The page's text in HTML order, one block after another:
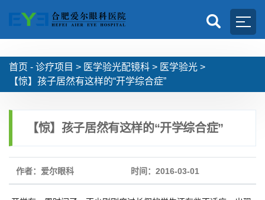
首页 - 诊疗项目 > 医学验光配镜科 > 医学验光 >
【惊】孩子居然有这样的“开学综合症”
【惊】孩子居然有这样的“开学综合症”
作者：爱尔眼科 时间：2016-03-01